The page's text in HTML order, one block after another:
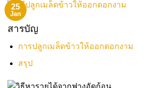
25
Jan
สารบัญ
การปลูกเมล็ดข้าวให้ออกดอกงาม
สรุป